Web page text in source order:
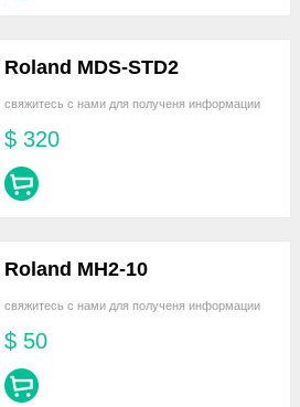
Roland MDS-STD2
свяжитесь с нами для полученя информации
$ 320
Roland MH2-10
свяжитесь с нами для полученя информации
$ 50